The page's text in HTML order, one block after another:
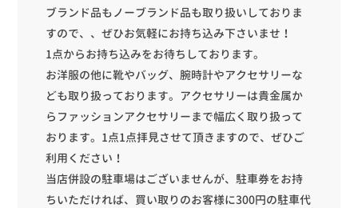
ブランド品もノーブランド品も取り扱いしておりま
すので、、ぜひお気軽にお持ち込み下さいませ！
1点からお持ち込みをお待ちしております。
お洋服の他に靴やバッグ、腕時計やアクセサリーな
ども取り扱っております。アクセサリーは貴金属か
らファッションアクセサリーまで幅広く取り扱って
おります。1点1点拝見させて頂きますので、ぜひご
利用ください！
当店併設の駐車場はございませんが、駐車券をお持
ちいただければ、買い取りのお客様に300円の駐車代